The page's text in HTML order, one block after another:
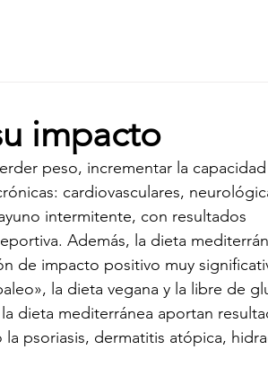
impacto
peso, incrementar la
cardiovasculares,
intermitente, con resultados
Además, la dieta
de impacto positivo muy
la dieta vegana y la libre de
dieta mediterránea aportan
psoriasis, dermatitis atópica,